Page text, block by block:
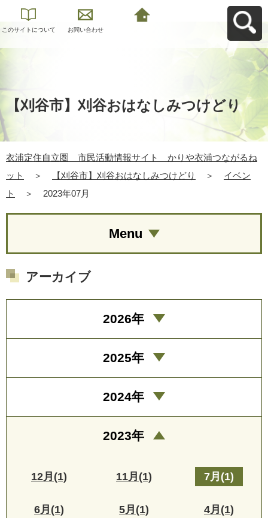
このサイトについて お問い合わせ
【刈谷市】刈谷おはなしみつけどり
衣浦定住自立圏 市民活動情報サイト かりや衣浦つながるね
ット
＞ 【刈谷市】刈谷おはなしみつけどり ＞
イベン
ト
＞ 2023年07月
Menu
アーカイブ
2026年
2025年
2024年
2023年
12月(1) 11月(1) 7月(1)
6月(1) 5月(1) 4月(1)